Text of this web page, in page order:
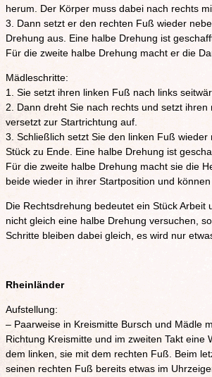
herum. Der Körper muss dabei nach rechts
3. Dann setzt er den rechten Fuß wieder
Drehung aus. Eine halbe Drehung ist
Für die zweite halbe Drehung macht er die
Mädleschritte:
1. Sie setzt ihren linken Fuß nach links
2. Dann dreht Sie nach rechts und setzt
versetzt zur Startrichtung auf.
3. Schließlich setzt Sie den linken Fuß
Stück zu Ende. Eine halbe Drehung ist
Für die zweite halbe Drehung macht sie die
beide wieder in ihrer Startposition und
Die Rechtsdrehung bedeutet ein Stück
nicht gleich eine halbe Drehung versuchen,
Schritte bleiben dabei gleich, es wird nur
Rheinländer
Aufstellung:
– Paarweise in Kreismitte Bursch und Mädle
Richtung Kreismitte und im zweiten Takt
dem linken, sie mit dem rechten Fuß. Beim
seinen rechten Fuß bereits etwas im